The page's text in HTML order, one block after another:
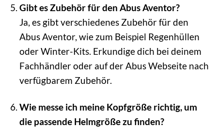
Gibt es Zubehör für den Abus Aventor?
Ja, es gibt verschiedenes Zubehör für den
Abus Aventor, wie zum Beispiel Regenhüllen
oder Winter-Kits. Erkundige dich bei deinem
Fachhändler oder auf der Abus Webseite nach
verfügbarem Zubehör.
Wie messe ich meine Kopfgröße richtig, um
die passende Helmgröße zu finden?